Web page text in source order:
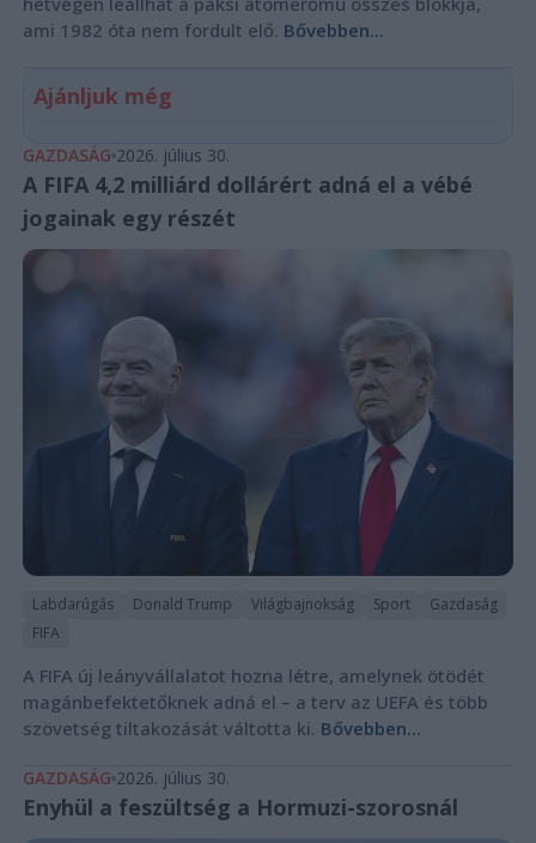
ami 1982 óta nem fordult elő. Bővebben...
Ajánljuk még
GAZDASÁG 2026. július 30.
A FIFA 4,2 milliárd dollárért adná el a vébé
jogainak egy részét
Labdarúgás Donald Trump Világbajnokság Sport
Gazdaság
FIFA
A FIFA új leányvállalatot hozna létre, amelynek ötödét
magánbefektetőknek adná el – a terv az UEFA és több
szövetség tiltakozását váltotta ki. Bővebben...
GAZDASÁG 2026. július 30.
Enyhül a feszültség a Hormuzi-szorosnál